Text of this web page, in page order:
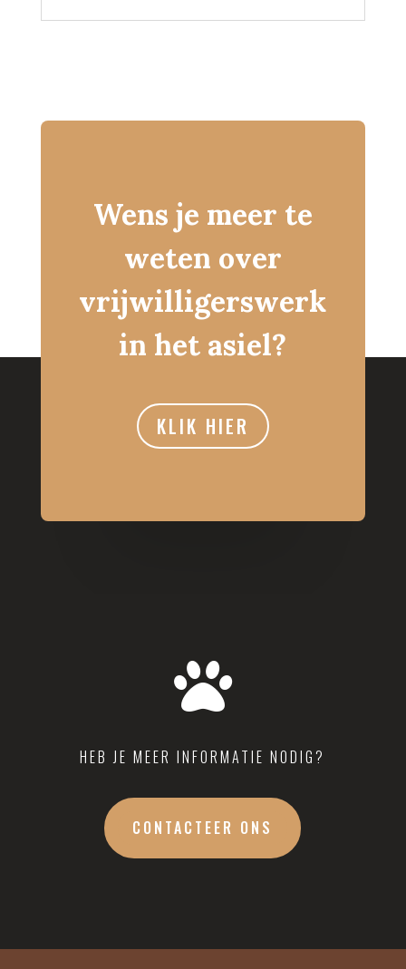
Wens je meer te
weten over
vrijwilligerswerk
in het asiel?
KLIK HIER

HEB JE MEER INFORMATIE NODIG?
CONTACTEER ONS